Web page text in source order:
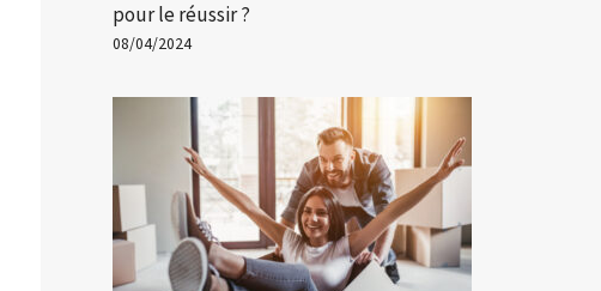
pour le réussir ?
08/04/2024